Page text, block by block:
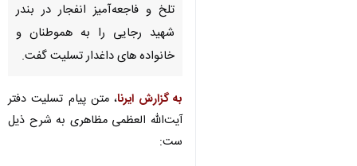
تلخ و فاجعه‌آمیز انفجار در بندر
شهید رجایی را به هموطنان و
خانواده های داغدار تسلیت گفت.
به گزارش ایرنا، متن پیام تسلیت دفتر
آیت‌الله العظمی مظاهری به شرح ذیل
ست: